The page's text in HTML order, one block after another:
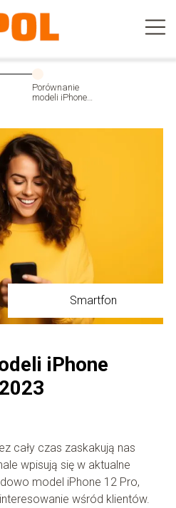
Porównanie
modeli iPhone
Smartfon
iPhone
cały czas zaskakują nas
wpisują się w aktualne
model iPhone 12 Pro,
wśród klientów.